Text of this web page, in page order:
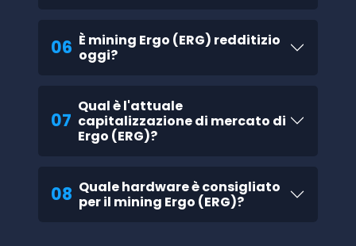
06 È mining Ergo (ERG) redditizio
oggi?
07
Qual è l'attuale
capitalizzazione di mercato di
Ergo (ERG)?
08 Quale hardware è consigliato
per il mining Ergo (ERG)?